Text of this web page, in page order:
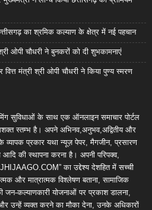
का श्रमिक कल्याण के क्षेत्र में नई पहचान
ओपी चौधरी ने बुनकरों को दी शुभकामनाएं
वित्त मंत्री श्री ओपी चौधरी ने किया पुण्य स्मरण
सुविधाओं के साथ एक ऑनलाइन समाचार पोर्टल
स्तम्भ है। अपने अभिनव,अनुभव,अद्वितीय और
के व्यापक प्रकार यथा न्यूज़ पेपर, मैगजीन, प्रसारण
की स्थापना करना है। अपनी परिपक्व,
का उद्देश्य देशहित में सच्ची
और मात्रात्मक विश्लेषण बताना, सामाजिक
कल्याणकारी योजनाओं पर प्रकाश डालना,
उन्हें व्यक्त करने का मौका देना, उनके अधिकारों